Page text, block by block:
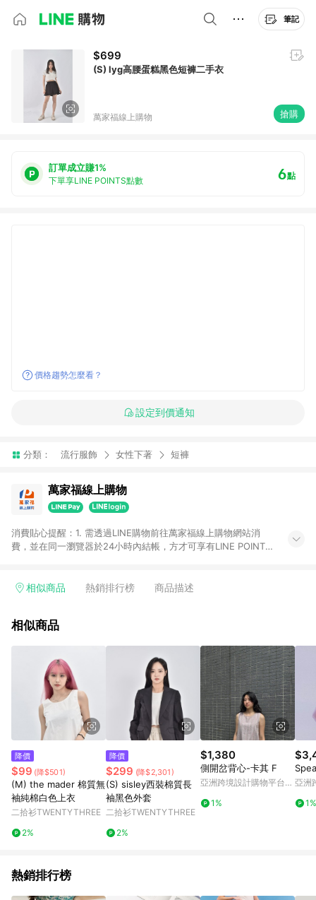
筆記
$699
(S) lyg高腰蛋糕黑色短褲二手衣
萬家福線上購物 搶購
訂單成立賺1%
下單享LINE POINTS點數 6點
價格趨勢怎麼看？
設定到價通知
分類： 流行服飾 女性下著 短褲
萬家福線上購物
消費貼心提醒：1. 需透過LINE購物前往萬家福線上購物網站消
費，並在同一瀏覽器於24小時內結帳，方才可享有LINE POINTS
4. 不具回饋資格種類商品：電子禮券。 5. 回饋點數計算將排除訂
錄，相關問題請於保留時間內聯絡客服中心，並由康達盛通生活
提供簡單、快速、輕鬆的購物流程及體驗，將不定期推出精選、
話題性或期間限定商品來滿足您的喜好。
相似商品 熱銷排行榜 商品描述
相似商品
降價
$99 (降$501)
(M) the mader 棉質無
袖純棉白色上衣
二拾衫TWENTYTHREE
2%
降價
$299 (降$2,301)
(S) sisley西裝棉質長
袖黑色外套
二拾衫TWENTYTHREE
2%
$1,380
側開岔背心-卡其 F
亞洲跨境設計購物平台
1%
亞洲
1%
熱銷排行榜